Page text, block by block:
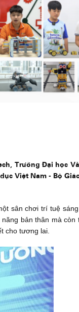
Trường Đại học
Việt Nam - Bộ
sân chơi trí tuệ
bản thân mà còn
cho tương lai.